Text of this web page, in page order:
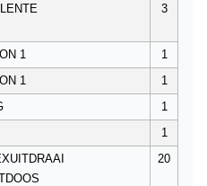
3
1
1
1
1
1
1
20